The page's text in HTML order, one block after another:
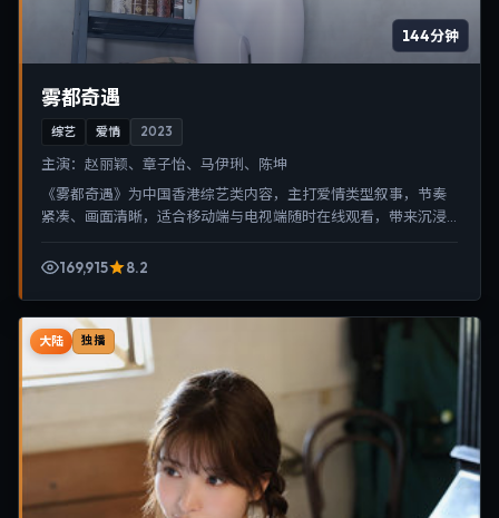
144分钟
雾都奇遇
综艺 爱情 2023
主演： 赵丽颖、章子怡、马伊琍、陈坤
《雾都奇遇》为中国香港综艺类内容，主打爱情类型叙事，节奏
紧凑、画面清晰，适合移动端与电视端随时在线观看，带来沉浸
169,915
8.2
大陆 独播